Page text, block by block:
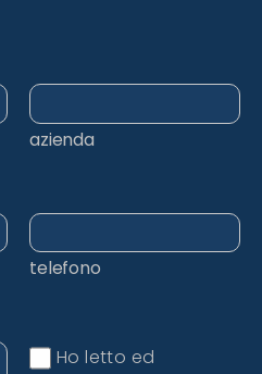
azienda
telefono
Ho letto ed